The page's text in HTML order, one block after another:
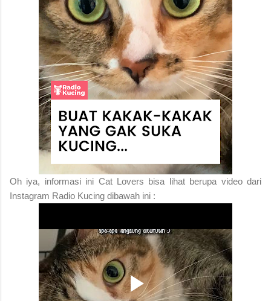
Oh iya, informasi ini Cat Lovers bisa lihat berupa video dari
Instagram Radio Kucing dibawah ini :